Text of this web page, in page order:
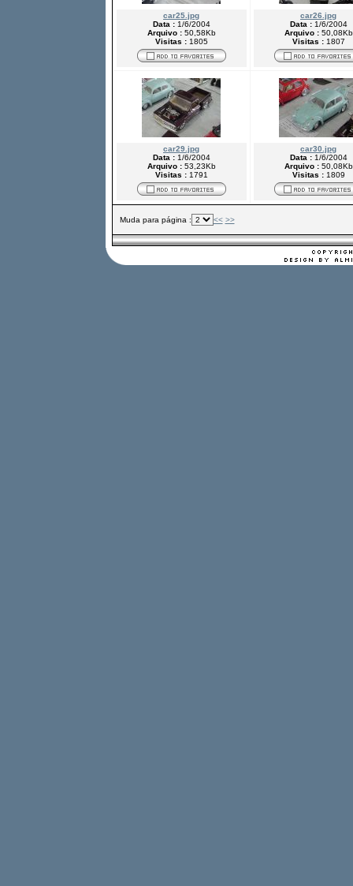
car25.jpg
Data : 1/6/2004
Arquivo : 50,58Kb
Visitas : 1805
car26.jpg
Data : 1/6/2004
Arquivo : 50,08Kb
Visitas : 1807
car29.jpg
Data : 1/6/2004
Arquivo : 53,23Kb
Visitas : 1791
car30.jpg
Data : 1/6/2004
Arquivo : 50,08Kb
Visitas : 1809
Muda para página : << >>